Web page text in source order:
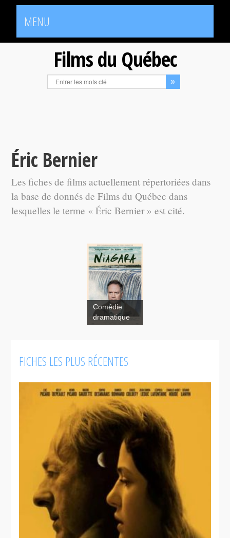
MENU
Films du Québec
Éric Bernier
Les fiches de films actuellement répertoriées dans
la base de donnés de Films du Québec dans
lesquelles le terme « Éric Bernier » est cité.
Les
scènes
Comédie
dramatique
FICHES LES PLUS RÉCENTES